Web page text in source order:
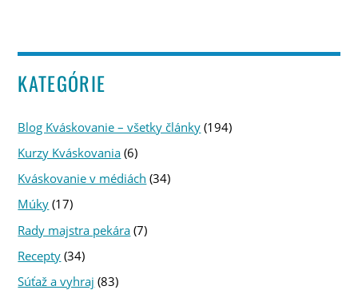
KATEGÓRIE
Blog Kváskovanie – všetky články (194)
Kurzy Kváskovania (6)
Kváskovanie v médiách (34)
Múky (17)
Rady majstra pekára (7)
Recepty (34)
Súťaž a vyhraj (83)